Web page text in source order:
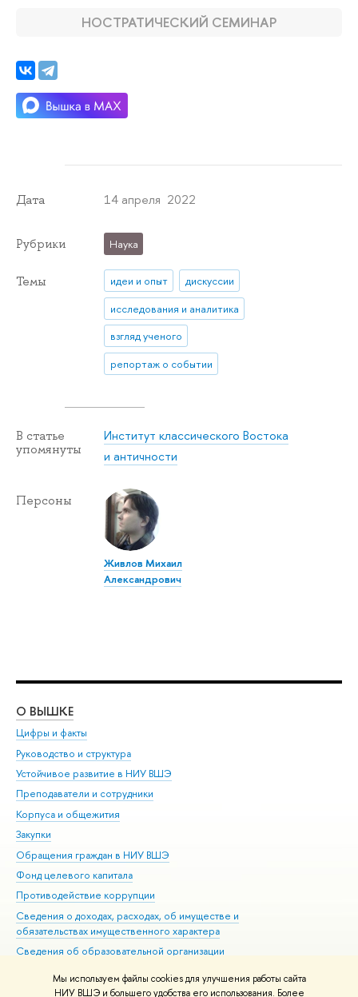
Мы используем файлы cookies для улучшения работы сайта
НИУ ВШЭ и большего удобства его использования. Более
НОСТРАТИЧЕСКИЙ СЕМИНАР
Дата 14 апреля 2022
Рубрики Наука
Темы идеи и опыт
дискуссии
исследования и аналитика
взгляд ученого
репортаж о событии
В статье
упомянуты
Институт классического Востока
и античности
Персоны
Живлов Михаил
Александрович
О ВЫШКЕ
Цифры и факты
Руководство и структура
Устойчивое развитие в НИУ ВШЭ
Преподаватели и сотрудники
Корпуса и общежития
Закупки
Обращения граждан в НИУ ВШЭ
Фонд целевого капитала
Противодействие коррупции
Сведения о доходах, расходах, об имуществе и
обязательствах имущественного характера
Сведения об образовательной организации
Людям с ограниченными возможностями здоровья
Единая платежная страница